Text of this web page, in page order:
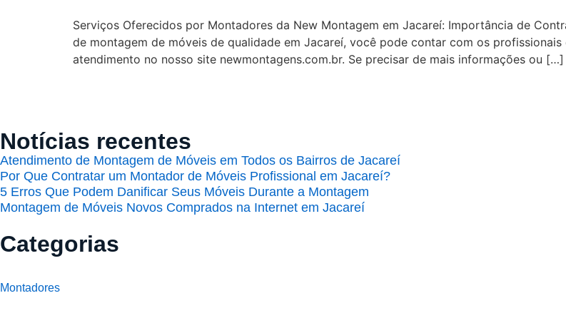
Serviços Oferecidos por Montadores da New Montagem em Jacareí: Importância de
de montagem de móveis de qualidade em Jacareí, você pode contar com os
atendimento no nosso site newmontagens.com.br. Se precisar de mais informações ou […]
Notícias recentes
Atendimento de Montagem de Móveis em Todos os Bairros de Jacareí
Por Que Contratar um Montador de Móveis Profissional em Jacareí?
5 Erros Que Podem Danificar Seus Móveis Durante a Montagem
Montagem de Móveis Novos Comprados na Internet em Jacareí
Categorias
Montadores